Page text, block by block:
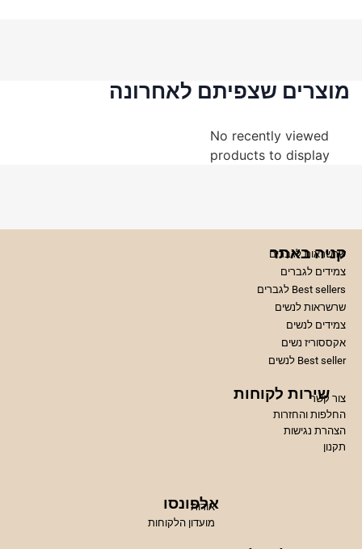
מוצרים שצפיתם לאחרונה
No recently viewed
products to display
אלפונסו
אודות
מועדון הלקוחות
שירות לקוחותצור קשר
החלפות והחזרות
הצהרת נגישות
תקנון
קניה באתר
שרשראות לגברים
צמידים לגברים
Best sellers לגברים
שרשראות לנשים
צמידים לנשים
אקססוריז נשים
Best seller לנשים